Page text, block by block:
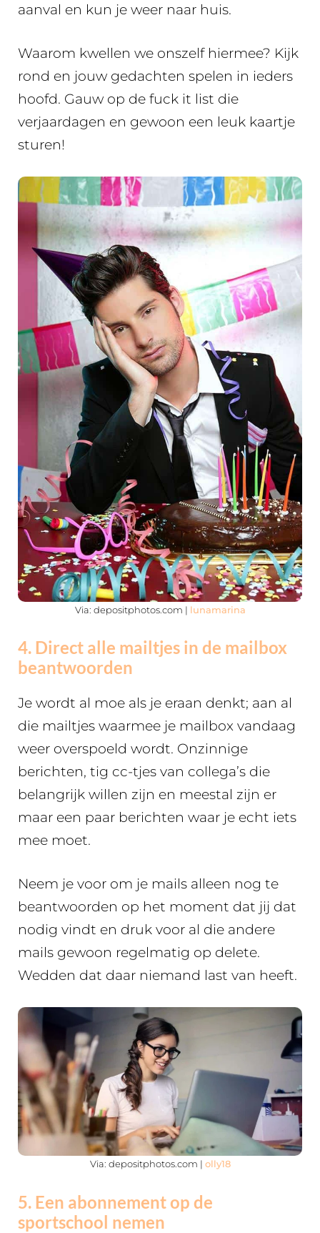
aanval en kun je weer naar huis.
Waarom kwellen we onszelf hiermee? Kijk
rond en jouw gedachten spelen in ieders
hoofd. Gauw op de fuck it list die
verjaardagen en gewoon een leuk kaartje
sturen!
Via: depositphotos.com | lunamarina
4. Direct alle mailtjes in de mailbox
beantwoorden
Je wordt al moe als je eraan denkt; aan al
die mailtjes waarmee je mailbox vandaag
weer overspoeld wordt. Onzinnige
berichten, tig cc-tjes van collega’s die
belangrijk willen zijn en meestal zijn er
maar een paar berichten waar je echt iets
mee moet.
Neem je voor om je mails alleen nog te
beantwoorden op het moment dat jij dat
nodig vindt en druk voor al die andere
mails gewoon regelmatig op delete.
Wedden dat daar niemand last van heeft.
Via: depositphotos.com | olly18
5. Een abonnement op de
sportschool nemen